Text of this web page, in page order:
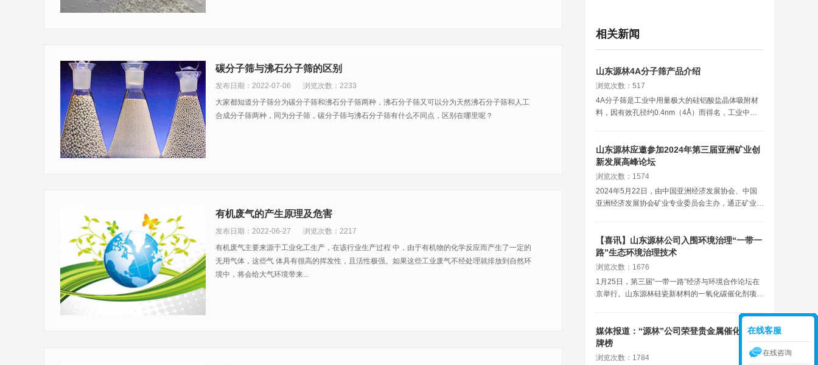
碳分子筛与沸石分子筛的区别
发布日期：2022-07-06
浏览次数：2233
大家都知道分子筛分为碳分子筛和沸石分子筛两种，沸石分子筛又可以分为天然沸石分子筛和人工
合成分子筛两种，同为分子筛，碳分子筛与沸石分子筛有什么不同点，区别在哪里呢？
有机废气的产生原理及危害
发布日期：2022-06-27
浏览次数：2217
有机废气主要来源于工业化工生产，在该行业生产过程 中，由于有机物的化学反应而产生了一定的
无用气体，这些气 体具有很高的挥发性，且活性极强。如果这些工业废气不经处理就排放到自然环
境中，将会给大气环境带来...
相关新闻
山东源林4A分子筛产品介绍
浏览次数：517
4A分子筛是工业中用量极大的硅铝酸盐晶体吸附材
料，因有效孔径约0.4nm（4Å）而得名，工业中常
山东源林应邀参加2024年第三届亚洲矿业创
新发展高峰论坛
浏览次数：1574
2024年5月22日，由中国亚洲经济发展协会、中国
亚洲经济发展协会矿业专业委员会主办，通正矿业集
新发展高峰论坛·矿权对接交流会”在北京国际饭店
【喜讯】山东源林公司入围环境治理“一带一
路”生态环境治理技术
浏览次数：1676
1月25日，第三届“一带一路”经济与环境合作论坛在
京举行。山东源林硅瓷新材料的一氧化碳催化剂项目
媒体报道：“源林”公司荣登贵金属催化剂品
牌榜
浏览次数：1784
在线客服
在线咨询